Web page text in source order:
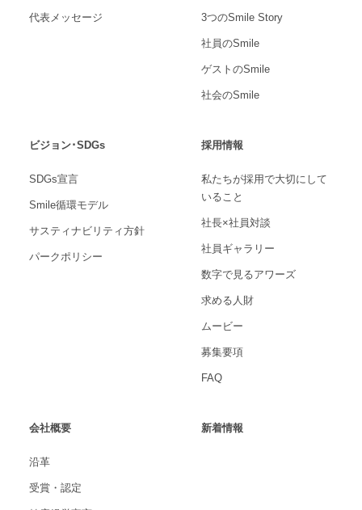
代表メッセージ 3つのSmile Story
社員のSmile
ゲストのSmile
社会のSmile
ビジョン･SDGs
SDGs宣言
Smile循環モデル
サスティナビリティ方針
パークポリシー
採用情報
私たちが採用で大切にして
いること
社長×社員対談
社員ギャラリー
数字で見るアワーズ
求める人財
ムービー
募集要項
FAQ
会社概要
沿革
受賞・認定
新着情報